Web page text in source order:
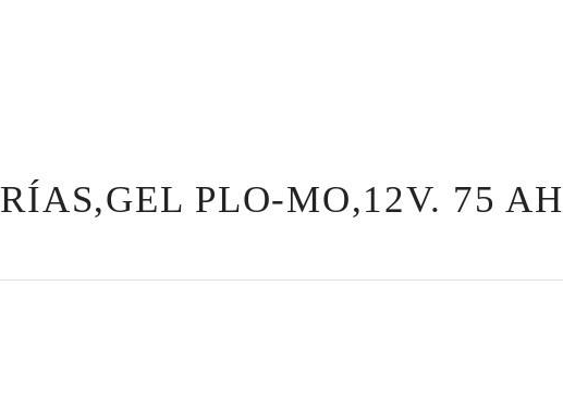
PLO-MO,12V. 75 AH